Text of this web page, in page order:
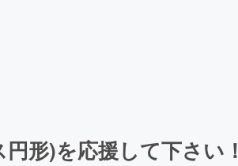
形)を応援して下さい！